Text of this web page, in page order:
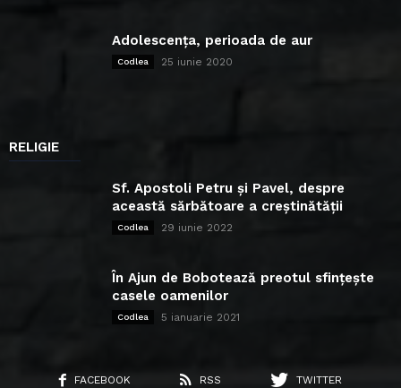
Adolescența, perioada de aur
Codlea 25 iunie 2020
RELIGIE
Sf. Apostoli Petru și Pavel, despre
această sărbătoare a creștinătății
Codlea 29 iunie 2022
În Ajun de Bobotează preotul sfințește
casele oamenilor
Codlea 5 ianuarie 2021
FACEBOOK RSS
TWITTER